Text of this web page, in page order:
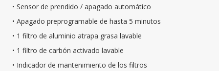
• Sensor de prendido / apagado automático
• Apagado preprogramable de hasta 5 minutos
• 1 filtro de aluminio atrapa grasa lavable
• 1 filtro de carbón activado lavable
• Indicador de mantenimiento de los filtros